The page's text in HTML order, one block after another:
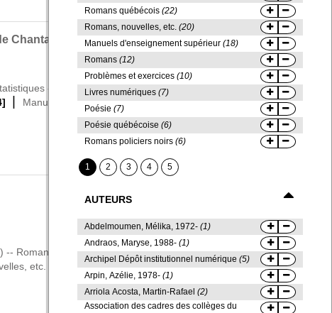
Romans québécois (22)
Romans, nouvelles, etc. (20)
Manuels d'enseignement supérieur (18)
Romans (12)
Problèmes et exercices (10)
Livres numériques (7)
Poésie (7)
Poésie québécoise (6)
Romans policiers noirs (6)
1 2 3 4 5
AUTEURS
Abdelmoumen, Mélika, 1972- (1)
Andraos, Maryse, 1988- (1)
Archipel Dépôt institutionnel numérique (5)
Arpin, Azélie, 1978- (1)
Arriola Acosta, Martin-Rafael (2)
Association des cadres des collèges du
Chantal Trudel.
-- Manuels d'enseignement supérieur [14] |Recherche
Manuels d'enseignement supérieur [819]
-- Romans, nouvelles, etc. [9] |Crimes non résolus -- Romans,
etc. |Autrice / Auteur BdeB [164] |Romans québécois -